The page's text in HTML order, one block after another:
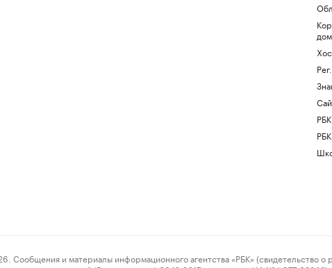
и материалы информационного агентства «РБК» (свидетельство о